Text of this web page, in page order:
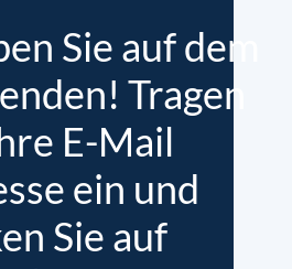
Sie auf dem
Tragen
E-Mail
ein und
Sie auf